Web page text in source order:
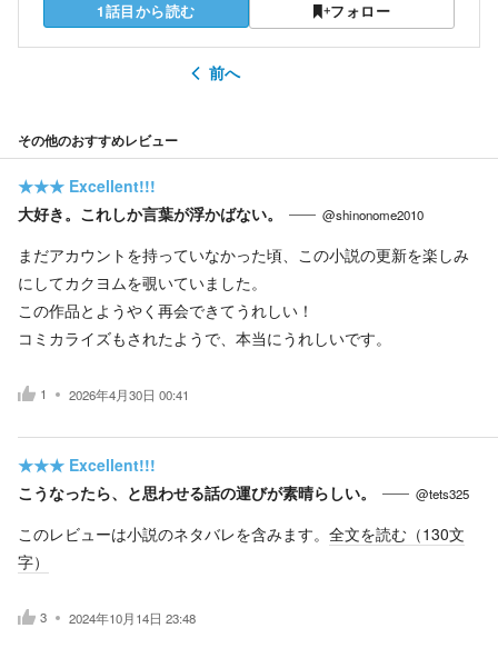
1話目から読む フォロー
前へ
その他のおすすめレビュー
★★★ Excellent!!!
大好き。これしか言葉が浮かばない。
@shinonome2010
まだアカウントを持っていなかった頃、この小説の更新を楽しみ
にしてカクヨムを覗いていました。
この作品とようやく再会できてうれしい！
コミカライズもされたようで、本当にうれしいです。
1 2026年4月30日 00:41
★★★ Excellent!!!
こうなったら、と思わせる話の運びが素晴らしい。
@tets325
このレビューは小説のネタバレを含みます。 全文を読む（130文
字）
3 2024年10月14日 23:48